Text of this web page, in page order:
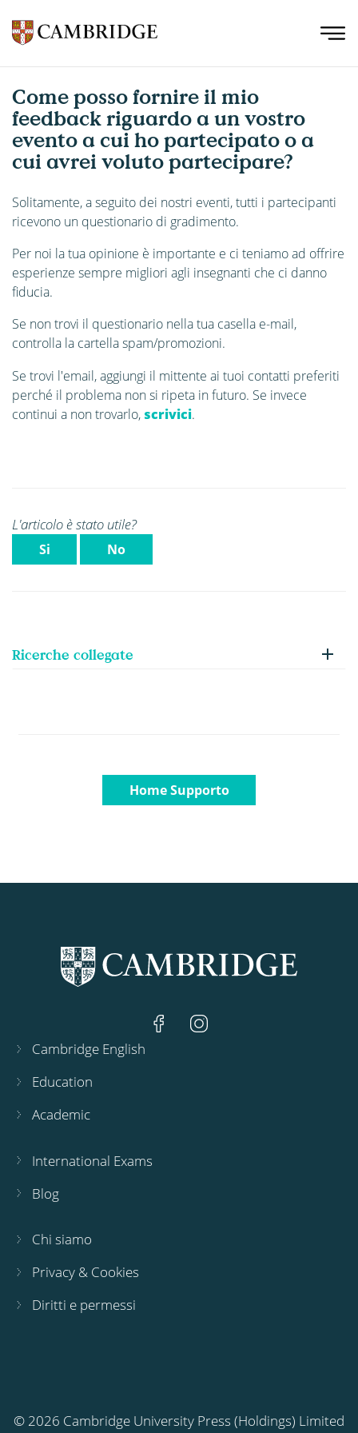
Come posso fornire il mio
feedback riguardo a un vostro
evento a cui ho partecipato o a
cui avrei voluto partecipare?
Solitamente, a seguito dei nostri eventi, tutti i partecipanti
ricevono un questionario di gradimento.
Per noi la tua opinione è importante e ci teniamo ad offrire
esperienze sempre migliori agli insegnanti che ci danno
fiducia.
Se non trovi il questionario nella tua casella e-mail,
controlla la cartella spam/promozioni.
Se trovi l'email, aggiungi il mittente ai tuoi contatti preferiti
perché il problema non si ripeta in futuro. Se invece
continui a non trovarlo, scrivici.
L'articolo è stato utile?
Si No
Ricerche collegate
Home Supporto
Cambridge English
Education
Academic
International Exams
Blog
Chi siamo
Privacy & Cookies
Diritti e permessi
© 2026 Cambridge University Press (Holdings) Limited